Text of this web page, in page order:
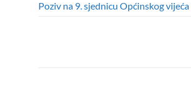
Poziv na 9. sjednicu Općinskog vijeća